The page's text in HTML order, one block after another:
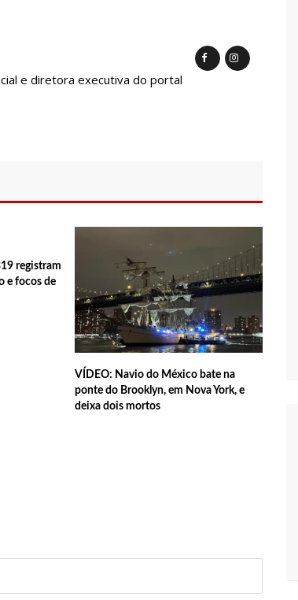
de ato pró-Brasil neste 07 de setembro
o primeiro no Avante à Câmara Federal
para feirantes no Eldorado
pela Justiça Eleitoral
hoje auxílio de R$ 400
e diretora executiva do portal
registram
e focos de
VÍDEO: Navio do México bate na
ponte do Brooklyn, em Nova York, e
deixa dois mortos